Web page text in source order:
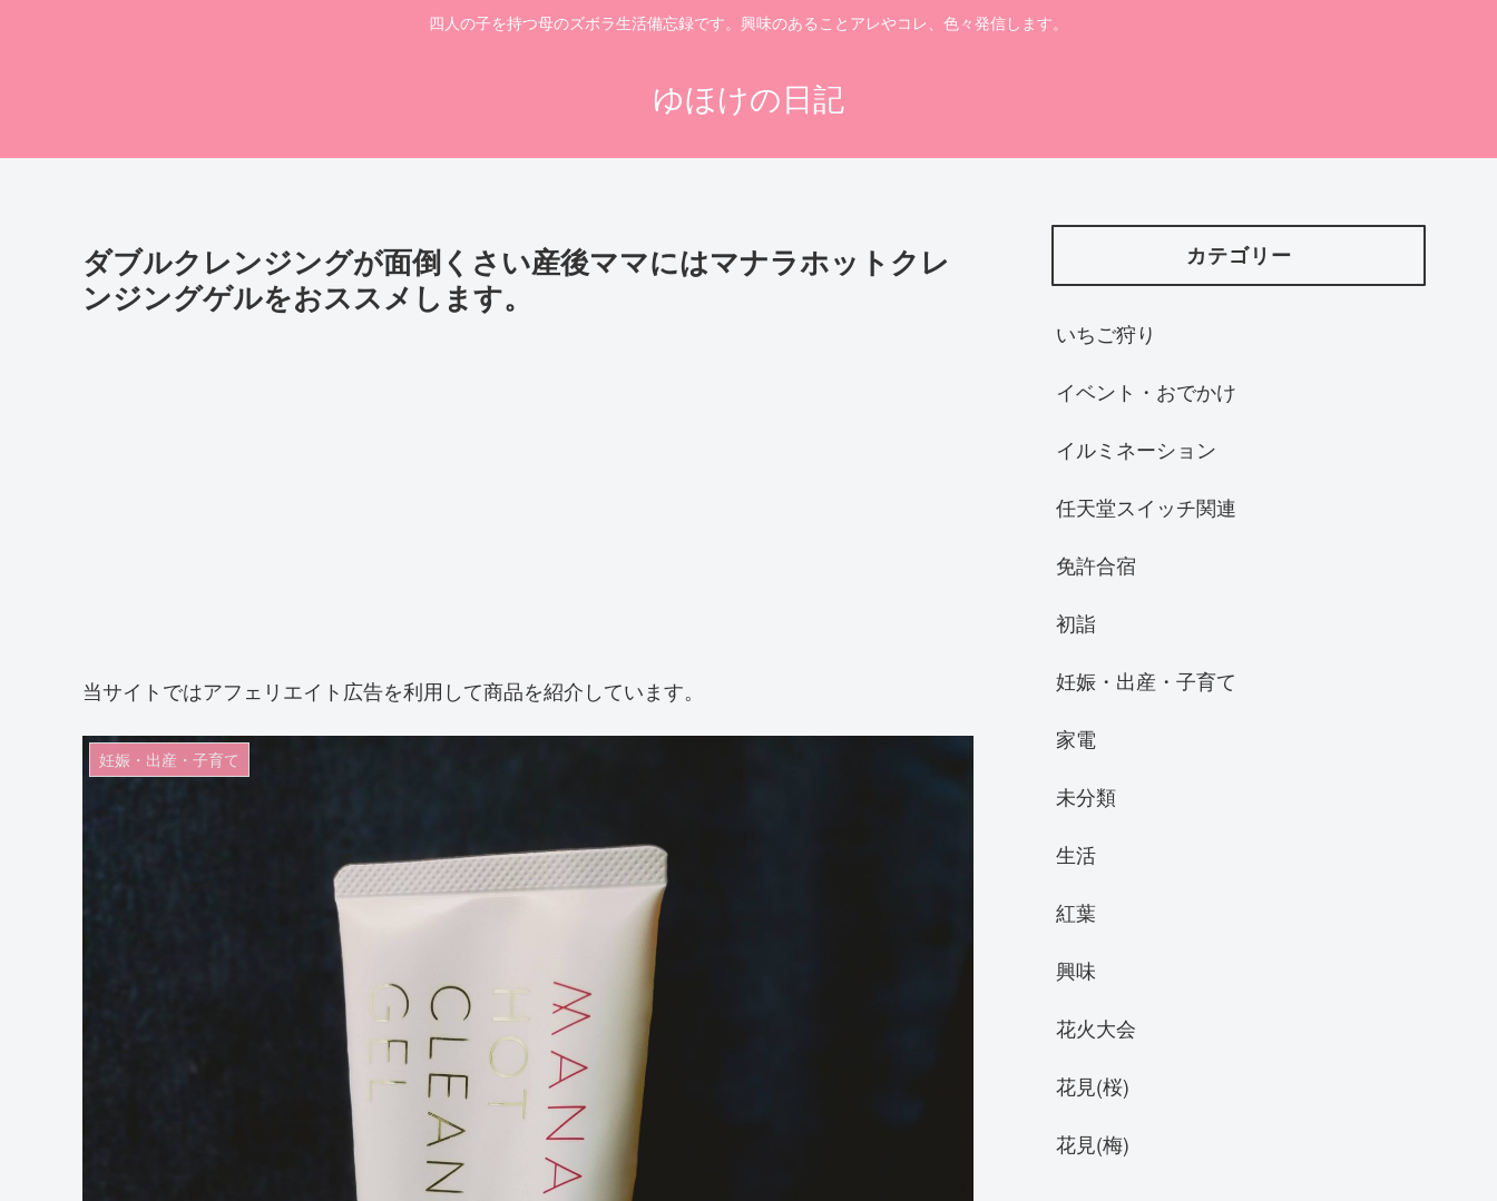
四人の子を持つ母のズボラ生活備忘録です。興味のあることアレやコレ、色々発信します。
ゆほけの日記
ダブルクレンジングが面倒くさい産後ママにはマナラホットクレ
ンジングゲルをおススメします。
当サイトではアフェリエイト広告を利用して商品を紹介しています。
妊娠・出産・子育て
カテゴリー
いちご狩り
イベント・おでかけ
イルミネーション
任天堂スイッチ関連
免許合宿
初詣
妊娠・出産・子育て
家電
未分類
生活
紅葉
興味
花火大会
花見(桜)
花見(梅)